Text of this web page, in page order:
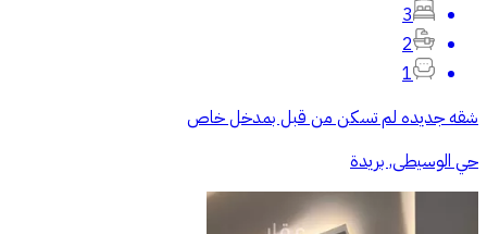
3
2
1
شقه جديده لم تسكن من قبل بمدخل خاص
حي الوسيطى, بريدة